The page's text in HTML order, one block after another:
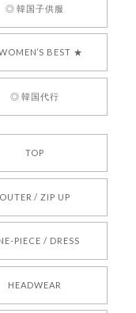
います！ 商品を
変嬉しく思いま
ます。安心して
より嬉しいで
応を心がけ、安
を目指してまい
いましたら、ぜ
◎ 韓国子供服
BEST ★
◎ 韓国代行
TOP
OUTER / ZIP UP
PIECE / DRESS
HEADWEAR